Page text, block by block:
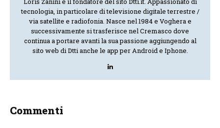
tecnologia, in particolare di televisione digitale terrestre /
via satellite e radiofonia. Nasce nel 1984 e Voghera e
successivamente si trasferisce nel Cremasco dove
continua a portare avanti la sua passione aggiungendo al
sito web di Dtti anche le app per Android e Iphone.
Commenti